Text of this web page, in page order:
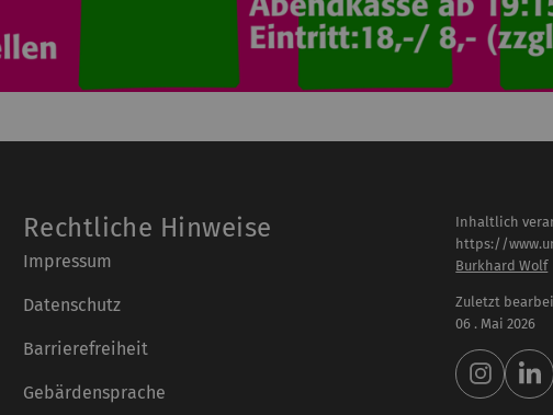
Rechtliche Hinweise
Impressum
Datenschutz
Barrierefreiheit
Gebärdensprache
Inhaltlich
https://
Burkhard Wolf
Zuletzt
06 . Mai 2026